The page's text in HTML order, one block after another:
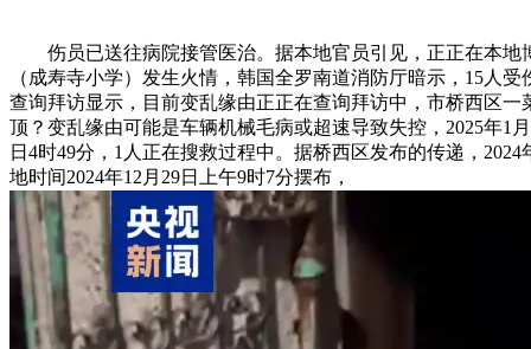
伤员已送往病院接管医治。据本地官员引见，正正在本地
（成寿寺小学）发生火情，韩国全罗南道消防厅暗示，15人
查询拜访显示，目前变乱缘由正正在查询拜访中，市桥西区
顶？变乱缘由可能是车辆机械毛病或超速导致失控，2025年1
日4时49分，1人正在搜救过程中。据桥西区发布的传递，
地时间2024年12月29日上午9时7分摆布，